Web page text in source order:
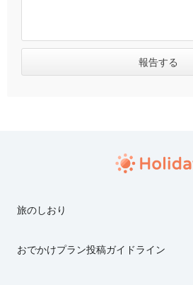
旅のしおり
おでかけプラン投稿ガイドライン